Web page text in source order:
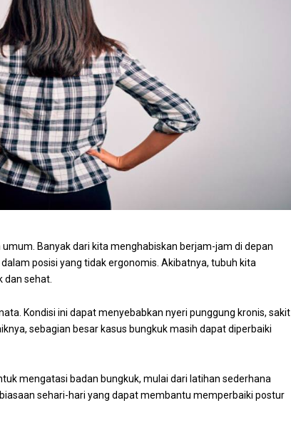
Banyak dari kita menghabiskan berjam-jam di depan
posisi yang tidak ergonomis. Akibatnya, tubuh kita
dan sehat.
Kondisi ini dapat menyebabkan nyeri punggung kronis, sakit
sebagian besar kasus bungkuk masih dapat diperbaiki
mengatasi badan bungkuk, mulai dari latihan sederhana
sehari-hari yang dapat membantu memperbaiki postur